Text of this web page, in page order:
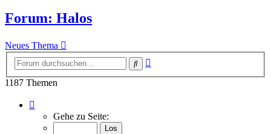
Forum: Halos
Neues Thema
Suche
1187 Themen
von
Gehe zu Seite: